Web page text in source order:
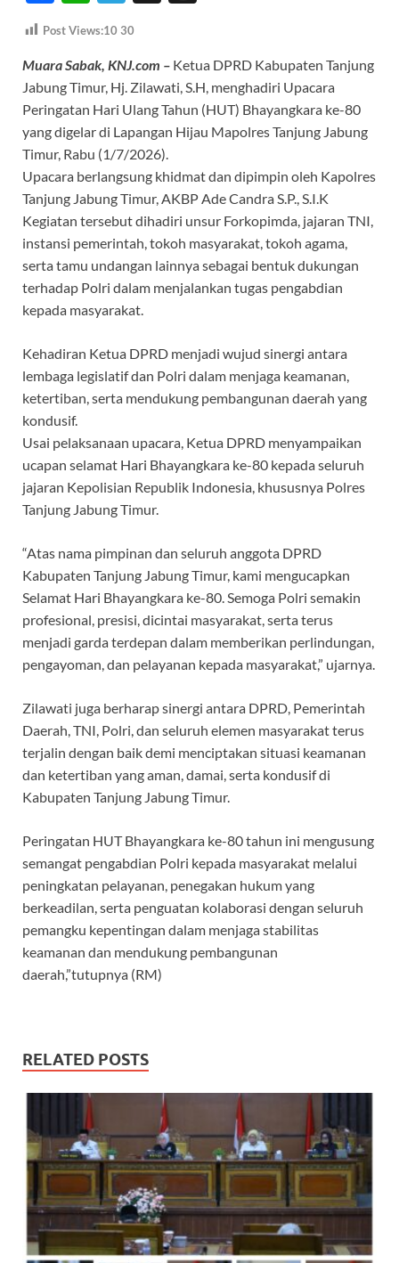
ac
e
b
o
o
k
at
s
A
p
p
el
e
gr
a
m
a
ds
Post Views:10 30
Muara Sabak, KNJ.com – Ketua DPRD Kabupaten Tanjung
Jabung Timur, Hj. Zilawati, S.H, menghadiri Upacara
Peringatan Hari Ulang Tahun (HUT) Bhayangkara ke-80
yang digelar di Lapangan Hijau Mapolres Tanjung Jabung
Timur, Rabu (1/7/2026).
Upacara berlangsung khidmat dan dipimpin oleh Kapolres
Tanjung Jabung Timur, AKBP Ade Candra S.P., S.I.K
Kegiatan tersebut dihadiri unsur Forkopimda, jajaran TNI,
instansi pemerintah, tokoh masyarakat, tokoh agama,
serta tamu undangan lainnya sebagai bentuk dukungan
terhadap Polri dalam menjalankan tugas pengabdian
kepada masyarakat.
Kehadiran Ketua DPRD menjadi wujud sinergi antara
lembaga legislatif dan Polri dalam menjaga keamanan,
ketertiban, serta mendukung pembangunan daerah yang
kondusif.
Usai pelaksanaan upacara, Ketua DPRD menyampaikan
ucapan selamat Hari Bhayangkara ke-80 kepada seluruh
jajaran Kepolisian Republik Indonesia, khususnya Polres
Tanjung Jabung Timur.
“Atas nama pimpinan dan seluruh anggota DPRD
Kabupaten Tanjung Jabung Timur, kami mengucapkan
Selamat Hari Bhayangkara ke-80. Semoga Polri semakin
profesional, presisi, dicintai masyarakat, serta terus
menjadi garda terdepan dalam memberikan perlindungan,
pengayoman, dan pelayanan kepada masyarakat,” ujarnya.
Zilawati juga berharap sinergi antara DPRD, Pemerintah
Daerah, TNI, Polri, dan seluruh elemen masyarakat terus
terjalin dengan baik demi menciptakan situasi keamanan
dan ketertiban yang aman, damai, serta kondusif di
Kabupaten Tanjung Jabung Timur.
Peringatan HUT Bhayangkara ke-80 tahun ini mengusung
semangat pengabdian Polri kepada masyarakat melalui
peningkatan pelayanan, penegakan hukum yang
berkeadilan, serta penguatan kolaborasi dengan seluruh
pemangku kepentingan dalam menjaga stabilitas
keamanan dan mendukung pembangunan
daerah,”tutupnya (RM)
RELATED POSTS